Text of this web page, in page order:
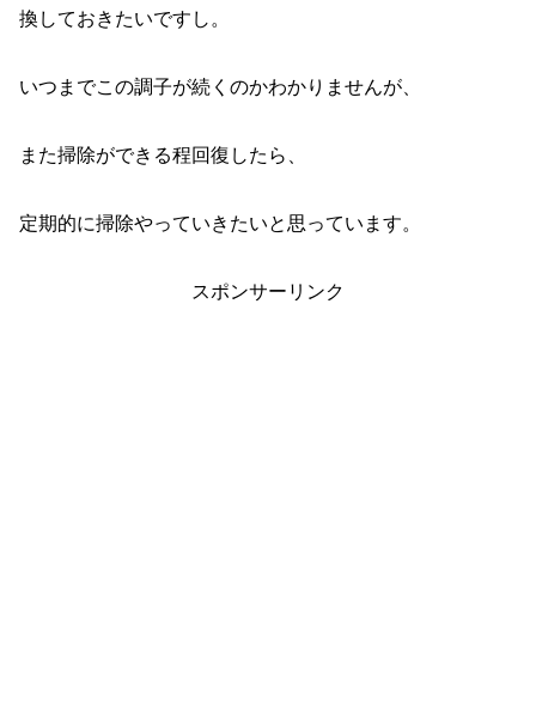
換しておきたいですし。
いつまでこの調子が続くのかわかりませんが、
また掃除ができる程回復したら、
定期的に掃除やっていきたいと思っています。
スポンサーリンク